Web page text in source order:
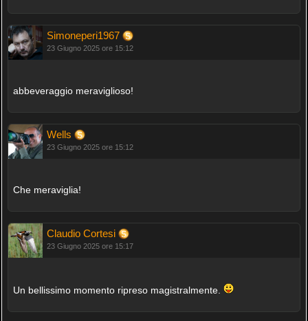
Simoneperi1967
23 Giugno 2025 ore 15:12
abbeveraggio meraviglioso!
Wells
23 Giugno 2025 ore 15:12
Che meraviglia!
Claudio Cortesi
23 Giugno 2025 ore 15:17
Un bellissimo momento ripreso magistralmente.